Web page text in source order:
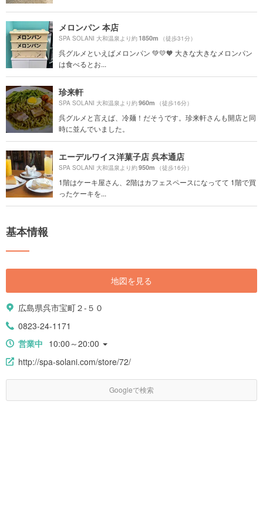
メロンパン 本店
SPA SOLANI 大和温泉より約1850m （徒歩31分）
呉グルメといえばメロンパン 💚💛🧡 大きな大きなメロンパン
は食べるとお...
珍来軒
SPA SOLANI 大和温泉より約960m （徒歩16分）
呉グルメと言えば、冷麺！だそうです。珍来軒さんも開店と同
時に並んでいました。
エーデルワイス洋菓子店 呉本通店
SPA SOLANI 大和温泉より約950m （徒歩16分）
1階はケーキ屋さん、2階はカフェスペースになってて 1階で買
ったケーキを...
基本情報
地図を見る
広島県呉市宝町２-５０
0823-24-1171
営業中 10:00～20:00
http://spa-solani.com/store/72/
Googleで検索